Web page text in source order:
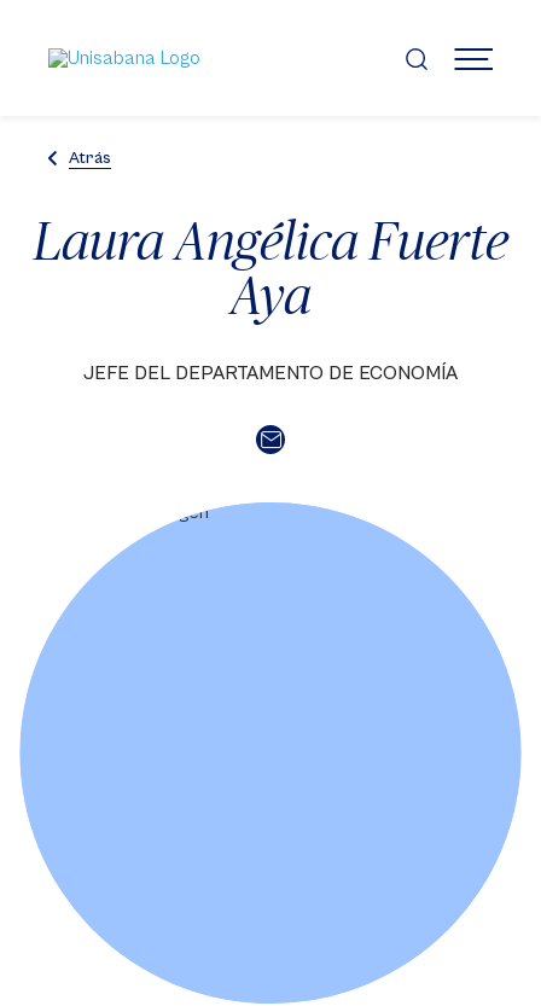
contenido
principal
MENÚ
Atrás
Laura Angélica Fuerte
Aya
JEFE DEL DEPARTAMENTO DE ECONOMÍA